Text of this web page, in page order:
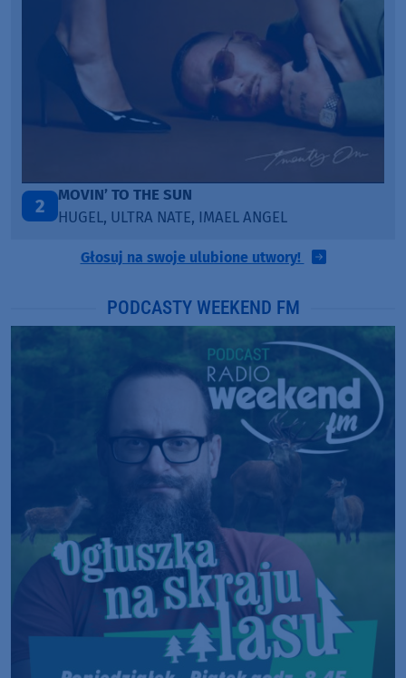
3
LEGENDARY LOVERS (SAVE ME)
KATY PERRY & CHIEF KEEF
Głosuj na swoje ulubione utwory!
PODCASTY WEEKEND FM